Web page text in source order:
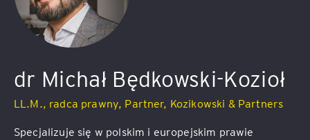
dr Michał Będkowski-Kozioł
LL.M., radca prawny, Partner, Kozikowski & Partners
Specjalizuje się w polskim i europejskim prawie